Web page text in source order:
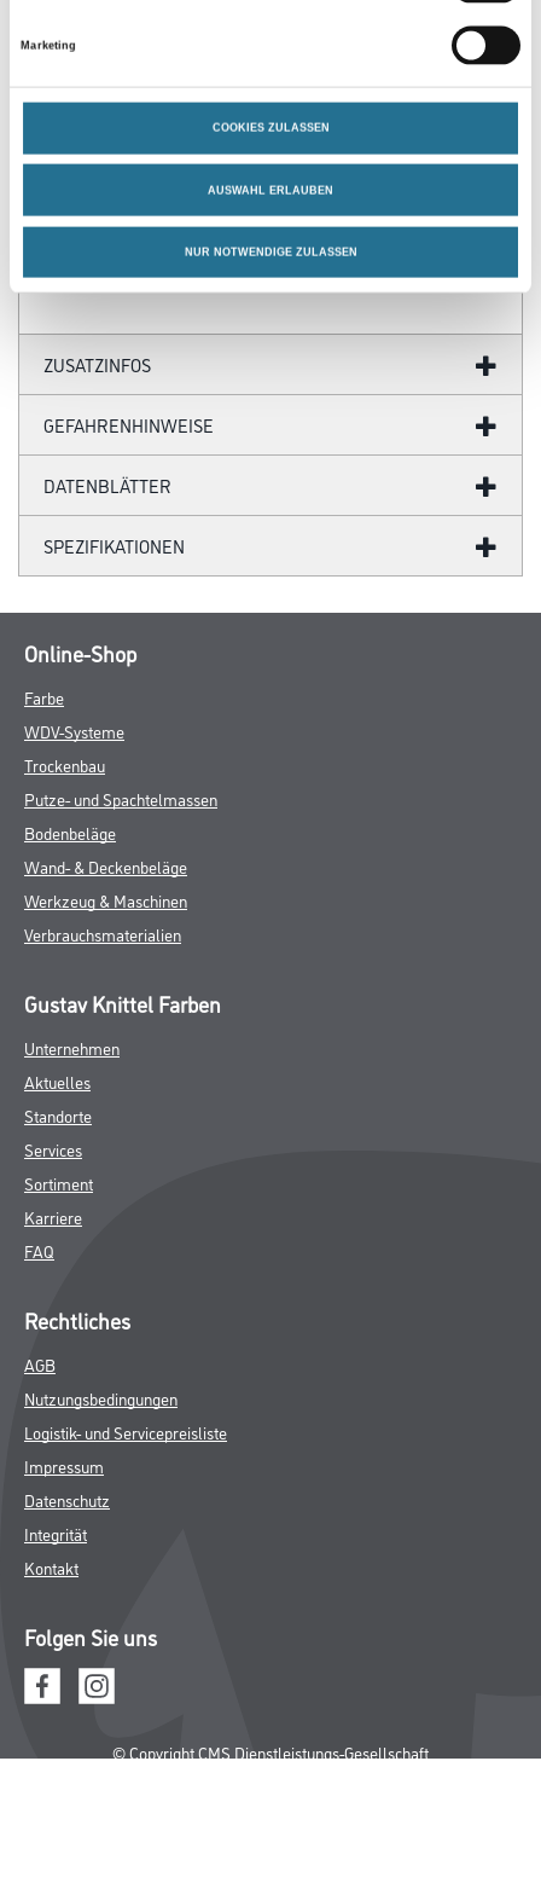
Marketing
COOKIES ZULASSEN
AUSWAHL ERLAUBEN
NUR NOTWENDIGE ZULASSEN
PRODUKTEIGENSCHAFTEN
ZUSATZINFOS
GEFAHRENHINWEISE
DATENBLÄTTER
SPEZIFIKATIONEN
Online-Shop
Farbe
WDV-Systeme
Trockenbau
Putze- und Spachtelmassen
Bodenbeläge
Wand- & Deckenbeläge
Werkzeug & Maschinen
Verbrauchsmaterialien
Gustav Knittel Farben
Unternehmen
Aktuelles
Standorte
Services
Sortiment
Karriere
FAQ
Rechtliches
AGB
Nutzungsbedingungen
Logistik- und Servicepreisliste
Impressum
Datenschutz
Integrität
Kontakt
Folgen Sie uns
© Copyright CMS Dienstleistungs-Gesellschaft